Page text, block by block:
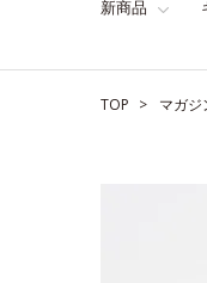
新商品
TOP マガジ